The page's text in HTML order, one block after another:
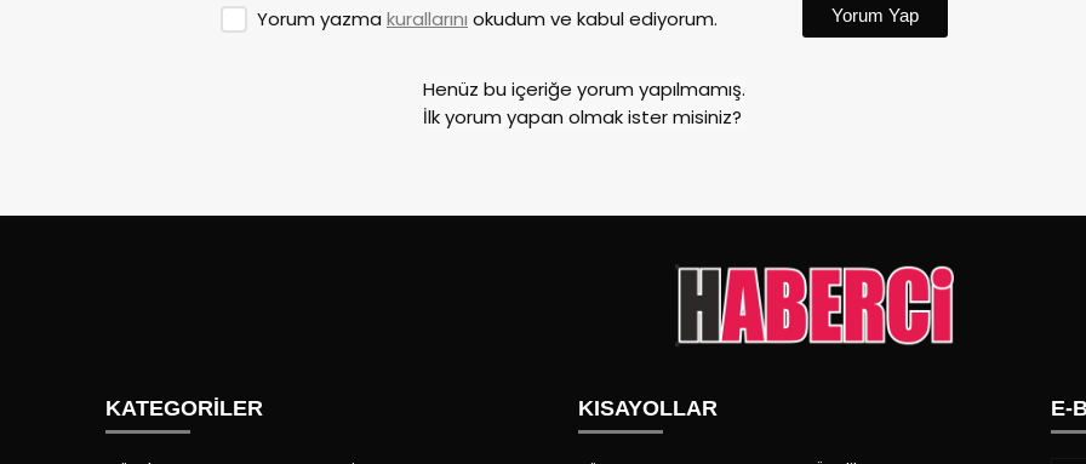
Yorum yazma kurallarını okudum ve kabul ediyorum. Yorum Yap
Henüz bu içeriğe yorum yapılmamış.
İlk yorum yapan olmak ister misiniz?
KATEGORİLER KISAYOLLAR E-